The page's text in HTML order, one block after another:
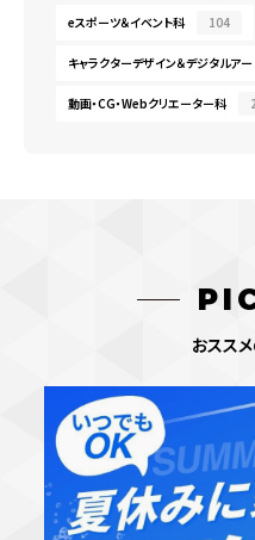
eスポーツ＆イベント科 104
キャラクターデザイン＆デジタルア
動画・CG・Webクリエーター科
おスス